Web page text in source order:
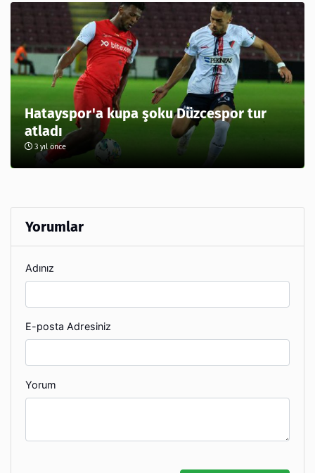
Hatayspor'a kupa şoku Düzcespor tur
atladı
3 yıl önce
Yorumlar
Adınız
E-posta Adresiniz
Yorum